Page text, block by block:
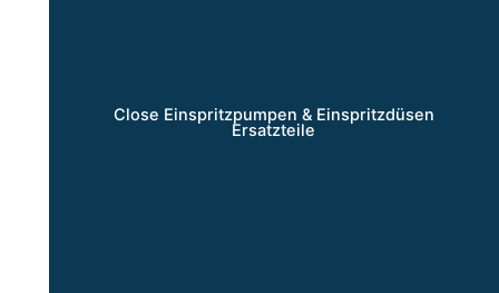
Close Einspritzpumpen & Einspritzdüsen
Ersatzteile